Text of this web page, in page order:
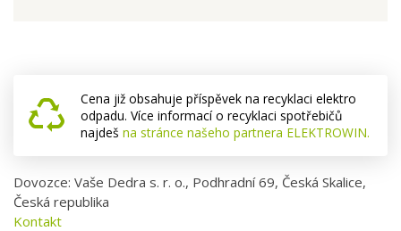
Cena již obsahuje příspěvek na recyklaci elektro
odpadu. Více informací o recyklaci spotřebičů
najdeš na stránce našeho partnera ELEKTROWIN.
Dovozce: Vaše Dedra s. r. o., Podhradní 69, Česká Skalice,
Česká republika
Kontakt